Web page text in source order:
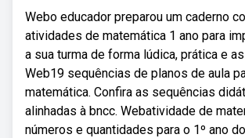
Webo educador preparou um caderno
atividades de matemática 1 ano para
a sua turma de forma lúdica, prática e
Web19 sequências de planos de aula
matemática. Confira as sequências
alinhadas à bncc. Webatividade de
números e quantidades para o 1º ano